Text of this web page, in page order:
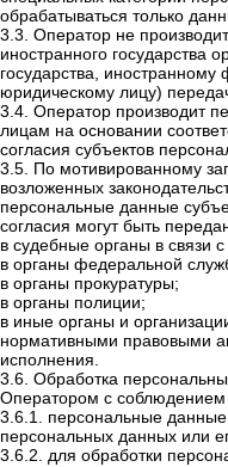
обрабатываться только
3.3. Оператор не
иностранного государства
государства,
юридическому лицу)
3.4. Оператор производит
лицам на основании
согласия субъектов
3.5. По мотивированному
возложенных
персональные данные
согласия могут быть
в судебные органы в связи
в органы федеральной
в органы прокуратуры;
в органы полиции;
в иные органы и
нормативными правовыми
исполнения.
3.6. Обработка
Оператором с
3.6.1. персональные
персональных данных или
3.6.2. для обработки